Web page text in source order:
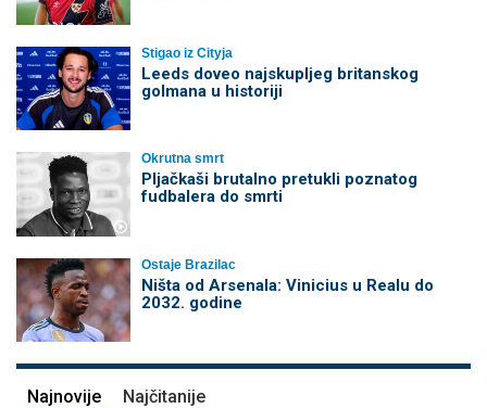
Stigao iz Cityja
Leeds doveo najskupljeg britanskog
golmana u historiji
Okrutna smrt
Pljačkaši brutalno pretukli poznatog
fudbalera do smrti
Ostaje Brazilac
Ništa od Arsenala: Vinicius u Realu do
2032. godine
Najnovije Najčitanije